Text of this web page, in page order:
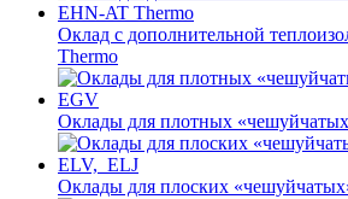
Оклад с дополнительной
Thermo
Оклады для плотных
Оклады для плоских